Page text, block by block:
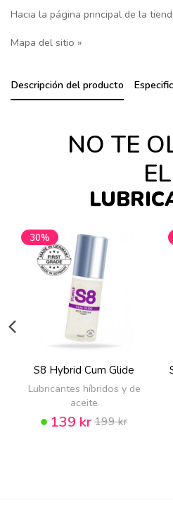
Hacia la página principal de la
Mapa del sitio »
Descripción del producto
NO TE
EL
30%
S8 Hybrid Cum Glide
Lubricantes híbridos y de
aceite
139 kr199 kr